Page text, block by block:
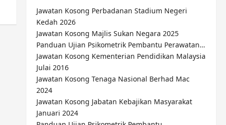
Jawatan Kosong Perbadanan Stadium Negeri
Kedah 2026
Jawatan Kosong Majlis Sukan Negara 2025
Panduan Ujian Psikometrik Pembantu Perawatan…
Jawatan Kosong Kementerian Pendidikan Malaysia
Julai 2016
Jawatan Kosong Tenaga Nasional Berhad Mac
2024
Jawatan Kosong Jabatan Kebajikan Masyarakat
Januari 2024